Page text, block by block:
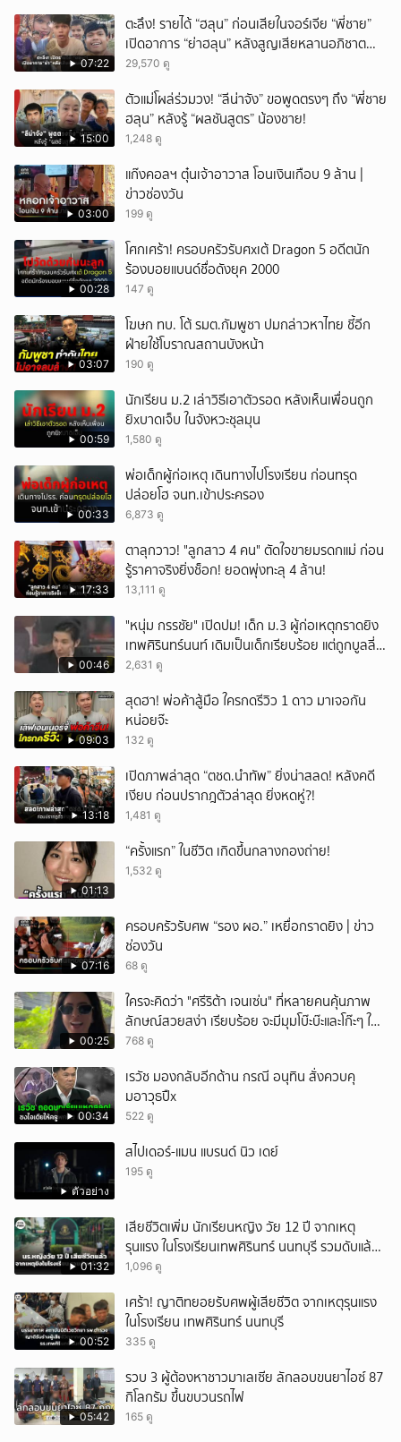
เพื่อน และสื่อโซเ
07:22
ตะลึง! รายได้ “ฮลุน” ก่อนเสียในจอร์เจีย “พี่ชาย”
เปิดอาการ “ย่าฮลุน” หลังสูญเสียหลานอภิชาต
บุตร!
29,570 ดู
15:00
ตัวแม่โผล่ร่วมวง! “ลีน่าจัง” ขอพูดตรงๆ ถึง “พี่ชาย
ฮลุน” หลังรู้ “ผลชันสูตร” น้องชาย!
1,248 ดู
03:00
แก๊งคอลฯ ตุ๋นเจ้าอาวาส โอนเงินเกือบ 9 ล้าน |
ข่าวช่องวัน
199 ดู
00:28
โศกเศร้า! ครอบครัวรับศxเต้ Dragon 5 อดีตนัก
ร้องบอยแบนด์ชื่อดังยุค 2000
147 ดู
03:07
โฆษก ทบ. โต้ รมต.กัมพูชา ปมกล่าวหาไทย ชี้อีก
ฝ่ายใช้โบราณสถานบังหน้า
190 ดู
00:59
นักเรียน ม.2 เล่าวิธีเอาตัวรอด หลังเห็นเพื่อนถูก
ยิxบาดเจ็บ ในจังหวะชุลมุน
1,580 ดู
00:33
พ่อเด็กผู้ก่อเหตุ เดินทางไปโรงเรียน ก่อนทรุด
ปล่อยโฮ จนท.เข้าประครอง
6,873 ดู
17:33
ตาลุกวาว! "ลูกสาว 4 คน" ตัดใจขายมรดกแม่ ก่อน
รู้ราคาจริงยิ่งช็อก! ยอดพุ่งทะลุ 4 ล้าน!
13,111 ดู
00:46
"หนุ่ม กรรชัย" เปิดปม! เด็ก ม.3 ผู้ก่อเหตุกราดยิง
เทพศิรินทร์นนท์ เดิมเป็นเด็กเรียบร้อย แต่ถูกบูลลี่
หนัก คาดแรงกดดันสะสมกลายเป็นแรงแค้น จนก่อ
2,631 ดู
09:03
สุดฮา! พ่อค้าสู้มือ ใครกดรีวิว 1 ดาว มาเจอกัน
หน่อยจ๊ะ
132 ดู
13:18
เปิดภาพล่าสุด “ตชด.นำทัพ” ยิ่งน่าสลด! หลังคดี
เงียบ ก่อนปรากฎตัวล่าสุด ยิ่งหดหู่?!
1,481 ดู
01:13
“ครั้งแรก” ในชีวิต เกิดขึ้นกลางกองถ่าย!
1,532 ดู
07:16
ครอบครัวรับศพ “รอง ผอ.” เหยื่อกราดยิง | ข่าว
ช่องวัน
68 ดู
00:25
ใครจะคิดว่า "ศรีริต้า เจนเซ่น" ที่หลายคนคุ้นภาพ
ลักษณ์สวยสง่า เรียบร้อย จะมีมุมโบ๊ะบ๊ะและโก๊ะๆ ให้
ได้อมยิ้มเหมือนกัน งานนี้ทำเอาแฟนๆ ทั้งเอ็นดูทั้ง
768 ดู
00:34
เรวัช มองกลับอีกด้าน กรณี อนุทิน สั่งควบคุ
มอาวุธปืx
522 ดู
ตัวอย่าง
สไปเดอร์-แมน แบรนด์ นิว เดย์
195 ดู
01:32
เสียชีวิตเพิ่ม นักเรียนหญิง วัย 12 ปี จากเหตุ
รุนแรง ในโรงเรียนเทพศิรินทร์ นนทบุรี รวมดับแล้ว
9 ราย
1,096 ดู
00:52
เศร้า! ญาติทยอยรับศพผู้เสียชีวิต จากเหตุรุนแรง
ในโรงเรียน เทพศิรินทร์ นนทบุรี
335 ดู
05:42
รวบ 3 ผู้ต้องหาชาวมาเลเซีย ลักลอบขนยาไอซ์ 87
กิโลกรัม ขึ้นขบวนรถไฟ
165 ดู